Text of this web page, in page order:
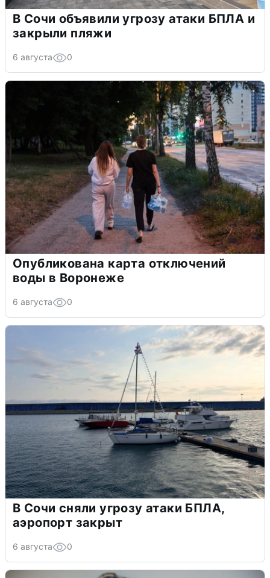
В Сочи объявили угрозу атаки БПЛА и
закрыли пляжи
6 августа 0
Опубликована карта отключений
воды в Воронеже
6 августа 0
В Сочи сняли угрозу атаки БПЛА,
аэропорт закрыт
6 августа 0